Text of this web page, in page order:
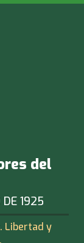
del
DE 1925
Libertad y